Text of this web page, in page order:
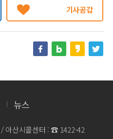
기사공감
뉴스
/ 아산시콜센터 : ☎ 1422-42